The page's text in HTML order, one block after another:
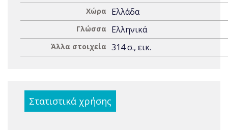
Χώρα Ελλάδα
Γλώσσα Ελληνικά
Άλλα στοιχεία 314 σ., εικ.
Στατιστικά χρήσης